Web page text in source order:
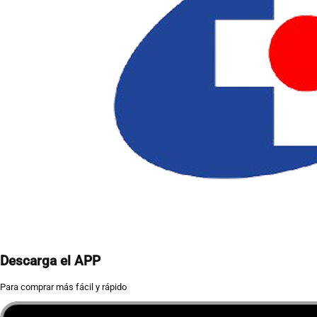
Descarga el APP
Para comprar más fácil y rápido